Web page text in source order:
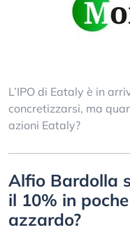
L’IPO di Eataly è in
concretizzarsi, ma
azioni Eataly?
Alfio Bardolla
il 10% in
azzardo?